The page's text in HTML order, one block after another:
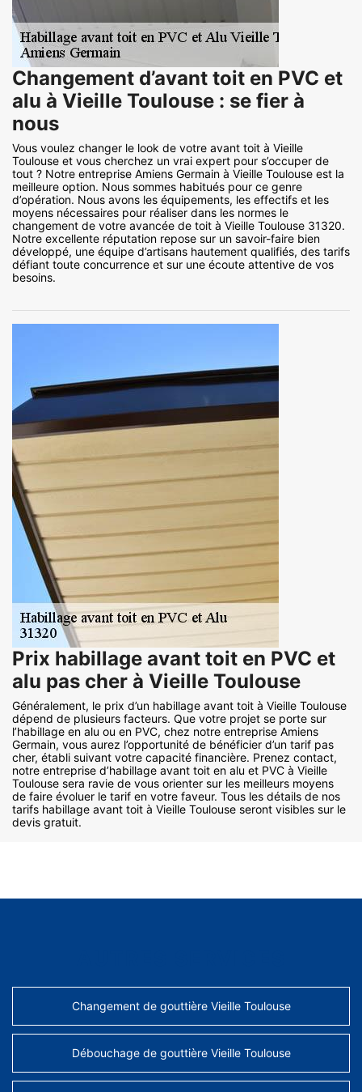
Changement d’avant toit en PVC et
alu à Vieille Toulouse : se fier à
nous
Vous voulez changer le look de votre avant toit à Vieille
Toulouse et vous cherchez un vrai expert pour s’occuper de
tout ? Notre entreprise Amiens Germain à Vieille Toulouse est la
meilleure option. Nous sommes habitués pour ce genre
d’opération. Nous avons les équipements, les effectifs et les
moyens nécessaires pour réaliser dans les normes le
changement de votre avancée de toit à Vieille Toulouse 31320.
Notre excellente réputation repose sur un savoir-faire bien
développé, une équipe d’artisans hautement qualifiés, des tarifs
défiant toute concurrence et sur une écoute attentive de vos
besoins.
Prix habillage avant toit en PVC et
alu pas cher à Vieille Toulouse
Généralement, le prix d’un habillage avant toit à Vieille Toulouse
dépend de plusieurs facteurs. Que votre projet se porte sur
l’habillage en alu ou en PVC, chez notre entreprise Amiens
Germain, vous aurez l’opportunité de bénéficier d’un tarif pas
cher, établi suivant votre capacité financière. Prenez contact,
notre entreprise d’habillage avant toit en alu et PVC à Vieille
Toulouse sera ravie de vous orienter sur les meilleurs moyens
de faire évoluer le tarif en votre faveur. Tous les détails de nos
tarifs habillage avant toit à Vieille Toulouse seront visibles sur le
devis gratuit.
Changement de gouttière Vieille Toulouse
Débouchage de gouttière Vieille Toulouse